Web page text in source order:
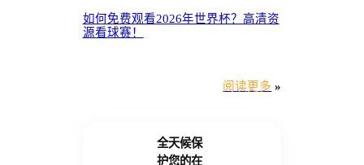
如何免费观看2026年世界杯？高清资
源看球赛！
阅读更多 »
全天候保
护您的在